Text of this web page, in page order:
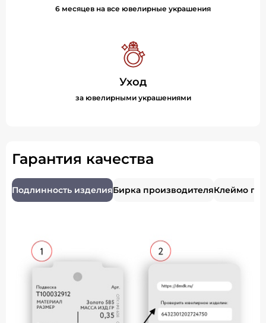
6 месяцев на все ювелирные украшения
Уход
за ювелирными украшениями
Гарантия качества
Подлинность изделияБирка производителяКлеймо